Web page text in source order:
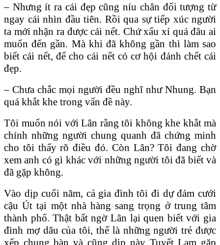
– Nhưng ít ra cái đẹp cũng níu chân đối tượng từ
ngay cái nhìn đầu tiên. Rồi qua sự tiếp xúc người
ta mới nhận ra được cái nết. Chứ xấu xí quá đâu ai
muốn đến gần. Mà khi đã không gần thì làm sao
biết cái nết, để cho cái nết có cơ hội đánh chết cái
đẹp.
– Chưa chắc mọi người đều nghĩ như Nhung. Bạn
quá khắt khe trong vấn đề này.
Tôi muốn nói với Lân rằng tôi không khe khắt mà
chính những người chung quanh đã chứng minh
cho tôi thấy rõ điều đó. Còn Lân? Tôi đang chờ
xem anh có gì khác với những người tôi đã biết và
đã gặp không.
Vào dịp cuối năm, cả gia đình tôi đi dự đám cưới
cậu Út tại một nhà hàng sang trọng ở trung tâm
thành phố. Thật bất ngờ Lân lại quen biết với gia
đình mợ dâu của tôi, thế là những người trẻ được
xếp chung bàn và cũng dịp này Tuyết Lam gặp